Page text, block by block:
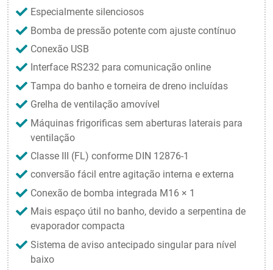
Especialmente silenciosos
Bomba de pressão potente com ajuste contínuo
Conexão USB
Interface RS232 para comunicação online
Tampa do banho e torneira de dreno incluídas
Grelha de ventilação amovível
Máquinas frigorificas sem aberturas laterais para
ventilação
Classe III (FL) conforme DIN 12876-1
conversão fácil entre agitação interna e externa
Conexão de bomba integrada M16 × 1
Mais espaço útil no banho, devido a serpentina de
evaporador compacta
Sistema de aviso antecipado singular para nível
baixo